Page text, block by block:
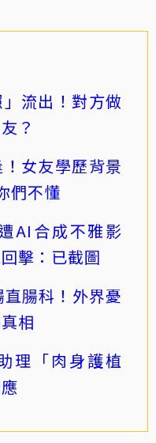
流出！對方做
？
女友學歷背景
們不懂
AI合成不雅影
擊：已截圖
腸科！外界憂
相
理「肉身護植